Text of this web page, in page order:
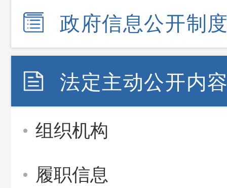
政府信息公开制
法定主动公开内
组织机构
履职信息